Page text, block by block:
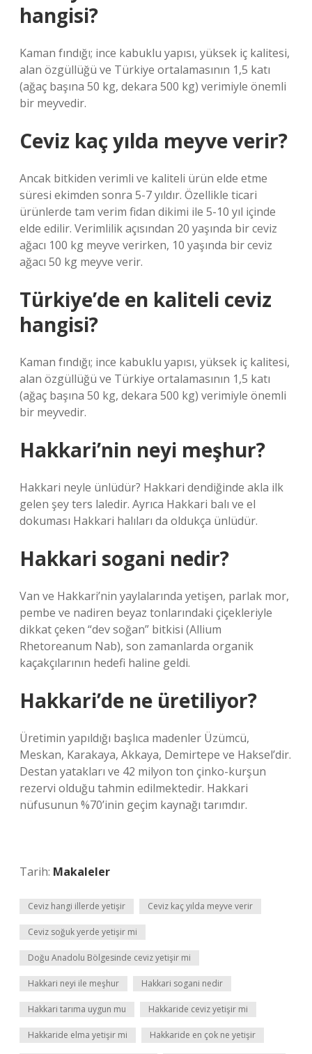
hangisi?
Kaman fındığı; ince kabuklu yapısı, yüksek iç kalitesi,
alan özgüllüğü ve Türkiye ortalamasının 1,5 katı
(ağaç başına 50 kg, dekara 500 kg) verimiyle önemli
bir meyvedir.
Ceviz kaç yılda meyve verir?
Ancak bitkiden verimli ve kaliteli ürün elde etme
süresi ekimden sonra 5-7 yıldır. Özellikle ticari
ürünlerde tam verim fidan dikimi ile 5-10 yıl içinde
elde edilir. Verimlilik açısından 20 yaşında bir ceviz
ağacı 100 kg meyve verirken, 10 yaşında bir ceviz
ağacı 50 kg meyve verir.
Türkiye’de en kaliteli ceviz
hangisi?
Kaman fındığı; ince kabuklu yapısı, yüksek iç kalitesi,
alan özgüllüğü ve Türkiye ortalamasının 1,5 katı
(ağaç başına 50 kg, dekara 500 kg) verimiyle önemli
bir meyvedir.
Hakkari’nin neyi meşhur?
Hakkari neyle ünlüdür? Hakkari dendiğinde akla ilk
gelen şey ters laledir. Ayrıca Hakkari balı ve el
dokuması Hakkari halıları da oldukça ünlüdür.
Hakkari sogani nedir?
Van ve Hakkari’nin yaylalarında yetişen, parlak mor,
pembe ve nadiren beyaz tonlarındaki çiçekleriyle
dikkat çeken “dev soğan” bitkisi (Allium
Rhetoreanum Nab), son zamanlarda organik
kaçakçılarının hedefi haline geldi.
Hakkari’de ne üretiliyor?
Üretimin yapıldığı başlıca madenler Üzümcü,
Meskan, Karakaya, Akkaya, Demirtepe ve Haksel’dir.
Destan yatakları ve 42 milyon ton çinko-kurşun
rezervi olduğu tahmin edilmektedir. Hakkari
nüfusunun %70’inin geçim kaynağı tarımdır.
Tarih: Makaleler
Ceviz hangi illerde yetişir Ceviz kaç yılda meyve verir
Ceviz soğuk yerde yetişir mi
Doğu Anadolu Bölgesinde ceviz yetişir mi
Hakkari neyi ile meşhur Hakkari sogani nedir
Hakkari tarıma uygun mu Hakkaride ceviz yetişir mi
Hakkaride elma yetişir mi Hakkaride en çok ne yetişir